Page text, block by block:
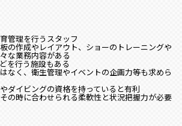
管理を行うスタッフ
の作成やレイアウト、ショーのトレーニングや
な業務内容がある
を行う施設もある
なく、衛生管理やイベントの企画力等も求めら
ダイビングの資格を持っていると有利
の時に合わせられる柔軟性と状況把握力が必要